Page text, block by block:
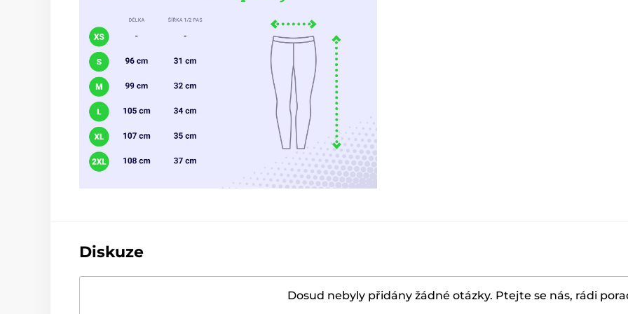
Diskuze
Dosud nebyly přidány žádné otázky. Ptejte se nás, rádi